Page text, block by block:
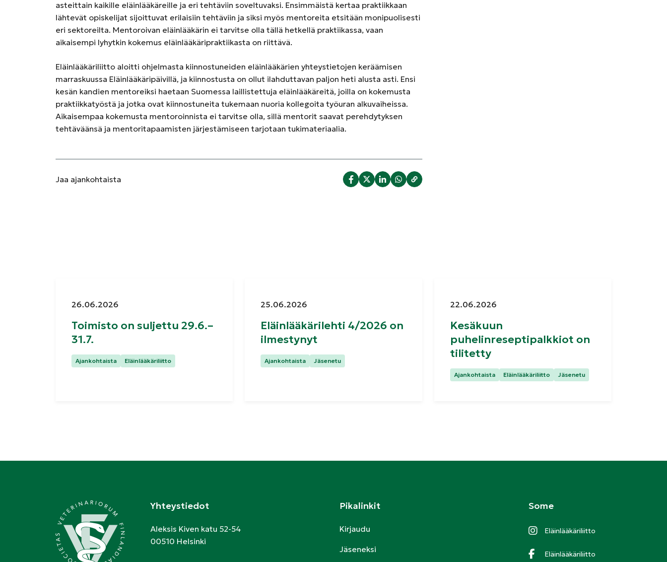
asteittain kaikille eläinlääkäreille ja eri tehtäviin soveltuvaksi. Ensimmäistä kertaa praktiikkaan
lähtevät opiskelijat sijoittuvat erilaisiin tehtäviin ja siksi myös mentoreita etsitään monipuolisesti
eri sektoreilta. Mentoroivan eläinlääkärin ei tarvitse olla tällä hetkellä praktiikassa, vaan
aikaisempi lyhytkin kokemus eläinlääkäripraktiikasta on riittävä.
Eläinlääkäriliitto aloitti ohjelmasta kiinnostuneiden eläinlääkärien yhteystietojen keräämisen
marraskuussa Eläinlääkäripäivillä, ja kiinnostusta on ollut ilahduttavan paljon heti alusta asti. Ensi
kesän kandien mentoreiksi haetaan Suomessa laillistettuja eläinlääkäreitä, joilla on kokemusta
praktiikkatyöstä ja jotka ovat kiinnostuneita tukemaan nuoria kollegoita työuran alkuvaiheissa.
Aikaisempaa kokemusta mentoroinnista ei tarvitse olla, sillä mentorit saavat perehdytyksen
tehtäväänsä ja mentoritapaamisten järjestämiseen tarjotaan tukimateriaalia.
Jaa ajankohtaista
Julkaistu:
26.06.2026
Toimisto on suljettu 29.6.–
31.7.
Kategoriat:
Ajankohtaista Eläinlääkäriliitto
Julkaistu:
25.06.2026
Eläinlääkärilehti 4/2026 on
ilmestynyt
Kategoriat:
Ajankohtaista Jäsenetu
Julkaistu:
22.06.2026
Kesäkuun
puhelinreseptipalkkiot on
tilitetty
Kategoriat:
Ajankohtaista Eläinlääkäriliitto Jäsenetu
Yhteystiedot
Aleksis Kiven katu 52-54
00510 Helsinki
Pikalinkit
Kirjaudu
Jäseneksi
Some
Eläinlääkäriliitto
Eläinlääkäriliitto